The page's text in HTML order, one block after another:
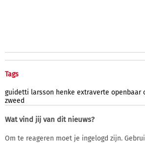
Tags
guidetti larsson henke extraverte openbaar
zweed
Wat vind jij van dit nieuws?
Om te reageren moet je ingelogd zijn.